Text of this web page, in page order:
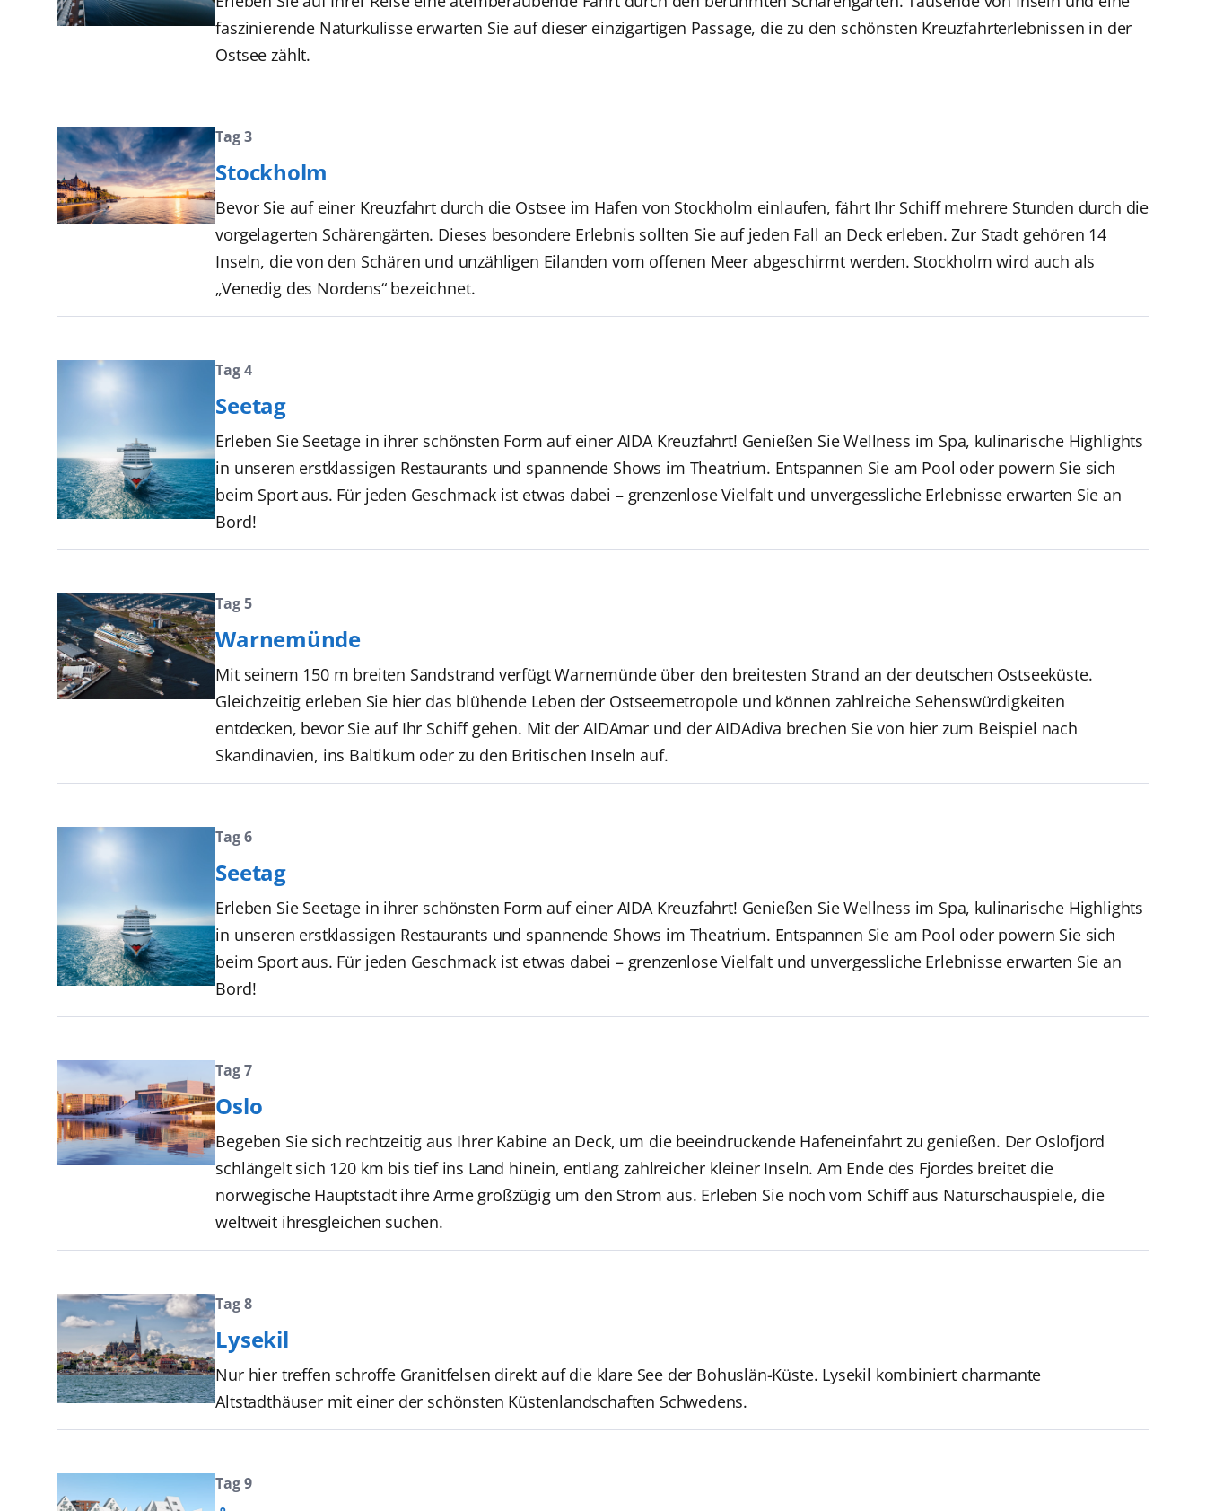
faszinierende Naturkulisse erwarten Sie auf dieser einzigartigen Passage, die zu den schönsten Kreuzfahrterlebnissen in der
Ostsee zählt.
Tag 3
Stockholm
Bevor Sie auf einer Kreuzfahrt durch die Ostsee im Hafen von Stockholm einlaufen, fährt Ihr Schiff mehrere Stunden durch die
vorgelagerten Schärengärten. Dieses besondere Erlebnis sollten Sie auf jeden Fall an Deck erleben. Zur Stadt gehören 14
Inseln, die von den Schären und unzähligen Eilanden vom offenen Meer abgeschirmt werden. Stockholm wird auch als
„Venedig des Nordens“ bezeichnet.
Tag 4
Seetag
Erleben Sie Seetage in ihrer schönsten Form auf einer AIDA Kreuzfahrt! Genießen Sie Wellness im Spa, kulinarische Highlights
in unseren erstklassigen Restaurants und spannende Shows im Theatrium. Entspannen Sie am Pool oder powern Sie sich
beim Sport aus. Für jeden Geschmack ist etwas dabei – grenzenlose Vielfalt und unvergessliche Erlebnisse erwarten Sie an
Bord!
Tag 5
Warnemünde
Mit seinem 150 m breiten Sandstrand verfügt Warnemünde über den breitesten Strand an der deutschen Ostseeküste.
Gleichzeitig erleben Sie hier das blühende Leben der Ostseemetropole und können zahlreiche Sehenswürdigkeiten
entdecken, bevor Sie auf Ihr Schiff gehen. Mit der AIDAmar und der AIDAdiva brechen Sie von hier zum Beispiel nach
Skandinavien, ins Baltikum oder zu den Britischen Inseln auf.
Tag 6
Seetag
Erleben Sie Seetage in ihrer schönsten Form auf einer AIDA Kreuzfahrt! Genießen Sie Wellness im Spa, kulinarische Highlights
in unseren erstklassigen Restaurants und spannende Shows im Theatrium. Entspannen Sie am Pool oder powern Sie sich
beim Sport aus. Für jeden Geschmack ist etwas dabei – grenzenlose Vielfalt und unvergessliche Erlebnisse erwarten Sie an
Bord!
Tag 7
Oslo
Begeben Sie sich rechtzeitig aus Ihrer Kabine an Deck, um die beeindruckende Hafeneinfahrt zu genießen. Der Oslofjord
schlängelt sich 120 km bis tief ins Land hinein, entlang zahlreicher kleiner Inseln. Am Ende des Fjordes breitet die
norwegische Hauptstadt ihre Arme großzügig um den Strom aus. Erleben Sie noch vom Schiff aus Naturschauspiele, die
weltweit ihresgleichen suchen.
Tag 8
Lysekil
Nur hier treffen schroffe Granitfelsen direkt auf die klare See der Bohuslän-Küste. Lysekil kombiniert charmante
Altstadthäuser mit einer der schönsten Küstenlandschaften Schwedens.
Tag 9